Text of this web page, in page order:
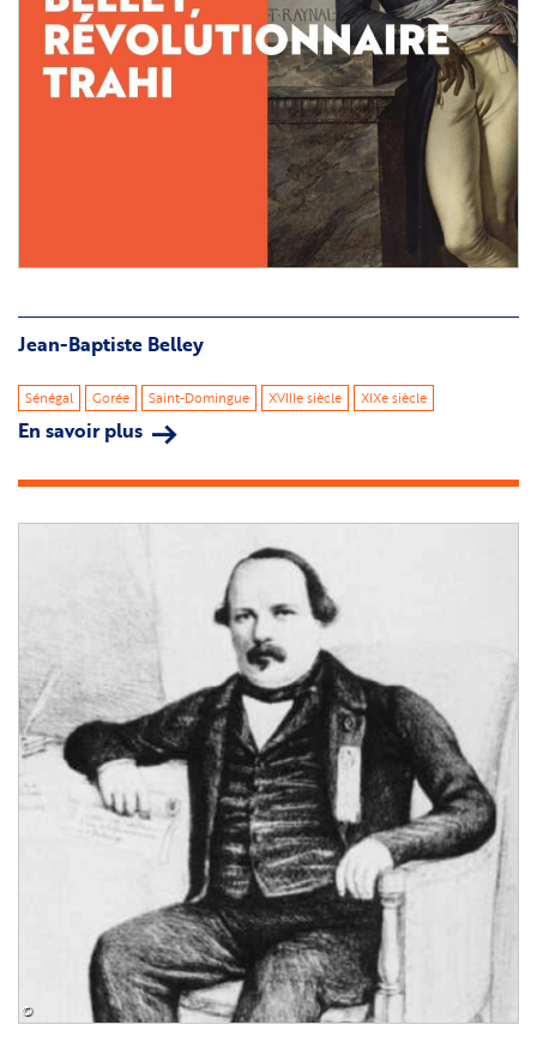
Jean-Baptiste Belley
Sénégal Gorée Saint-Domingue XVIIIe siècle XIXe siècle
En savoir plus sur
Baptiste
Belley
©